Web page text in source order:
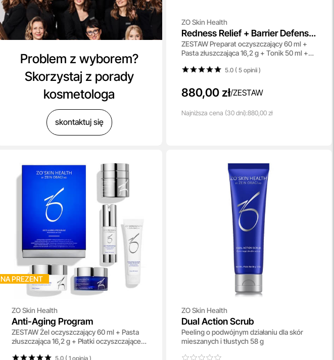
Problem z wyborem?
Skorzystaj z porady
kosmetologa
skontaktuj się
ZO Skin Health
Redness Relief + Barrier Defense
Program
ZESTAW Preparat oczyszczający 60 ml +
Pasta złuszczająca 16,2 g + Tonik 50 ml +
ml
5.0 ( 5opinii)
880,00 zł/ZESTAW
Najniższa cena (30 dni):880,00 zł
NA PREZENT
ZO Skin Health
Anti-Aging Program
ZESTAW Żel oczyszczający 60 ml + Pasta
złuszczająca 16,2 g + Płatki oczyszczające
5.0 ( 1opinia)
ZO Skin Health
Dual Action Scrub
Peeling o podwójnym działaniu dla skór
mieszanych i tłustych 58 g